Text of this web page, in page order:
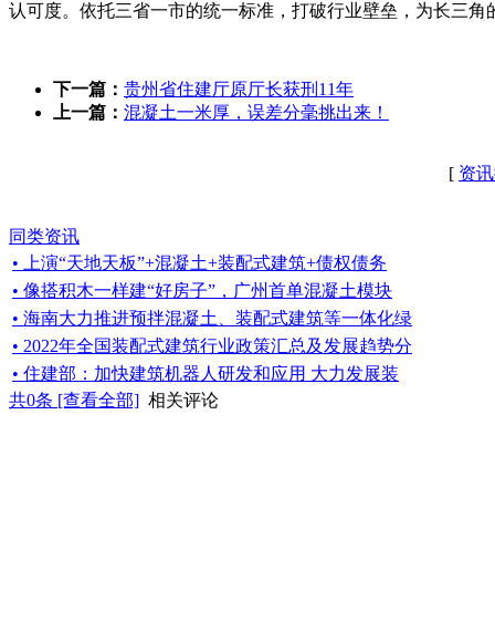
认可度。依托三省一市的统一标准，打破行业壁垒，为长三
下一篇： 贵州省住建厅原厅长获刑11年
上一篇： 混凝土一米厚，误差分毫挑出来！
[ 资
同类资讯
• 上演“天地天板”+混凝土+装配式建筑+债权债务
• 像搭积木一样建“好房子”，广州首单混凝土模块
• 海南大力推进预拌混凝土、装配式建筑等一体化绿
• 2022年全国装配式建筑行业政策汇总及发展趋势分
• 住建部：加快建筑机器人研发和应用 大力发展装
共0条 [查看全部] 相关评论